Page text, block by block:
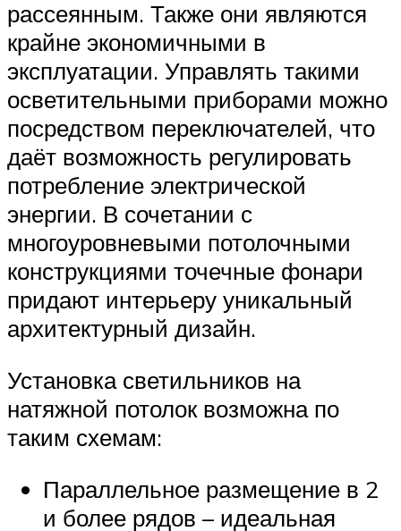
рассеянным. Также они являются
крайне экономичными в
эксплуатации. Управлять такими
осветительными приборами можно
посредством переключателей, что
даёт возможность регулировать
потребление электрической
энергии. В сочетании с
многоуровневыми потолочными
конструкциями точечные фонари
придают интерьеру уникальный
архитектурный дизайн.
Установка светильников на
натяжной потолок возможна по
таким схемам:
Параллельное размещение в 2
и более рядов – идеальная